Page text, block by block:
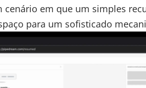
cenário em que um simples
para um sofisticado